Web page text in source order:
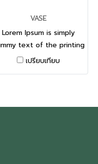
VASE
Lorem Ipsum is simply
text of the printing
and typesetting industry.
เปรียบเทียบ